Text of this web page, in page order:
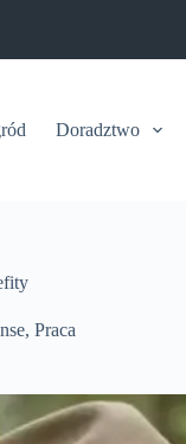
Doradztwo
, Praca